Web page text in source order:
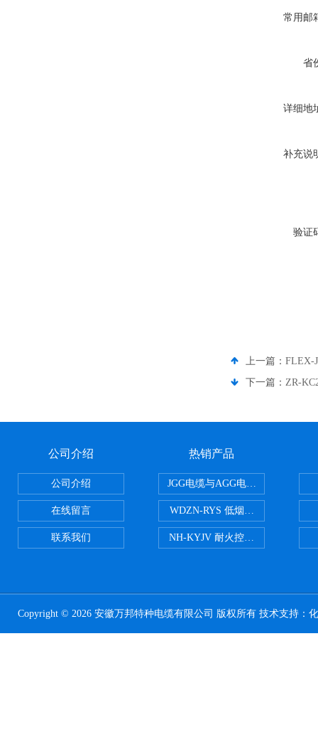
常用邮
省
详细地
补充说
验证
上一篇： FLEX-
下一篇： ZR-
公司介绍
公司介绍
在线留言
联系我们
热销产品
JGG电缆与AGG电缆有什么区别
WDZN-RYS 低烟无卤耐火双绞线
NH-KYJV 耐火控制电缆
Copyright © 2026 安徽万邦特种电缆有限公司 版权所有 技术支持：